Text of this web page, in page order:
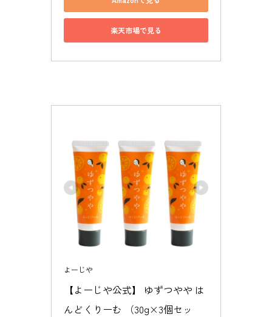
楽天市場で見る
よーじや
【よーじや公式】 ゆずつやや は
んどくりーむ （30g×3個セッ